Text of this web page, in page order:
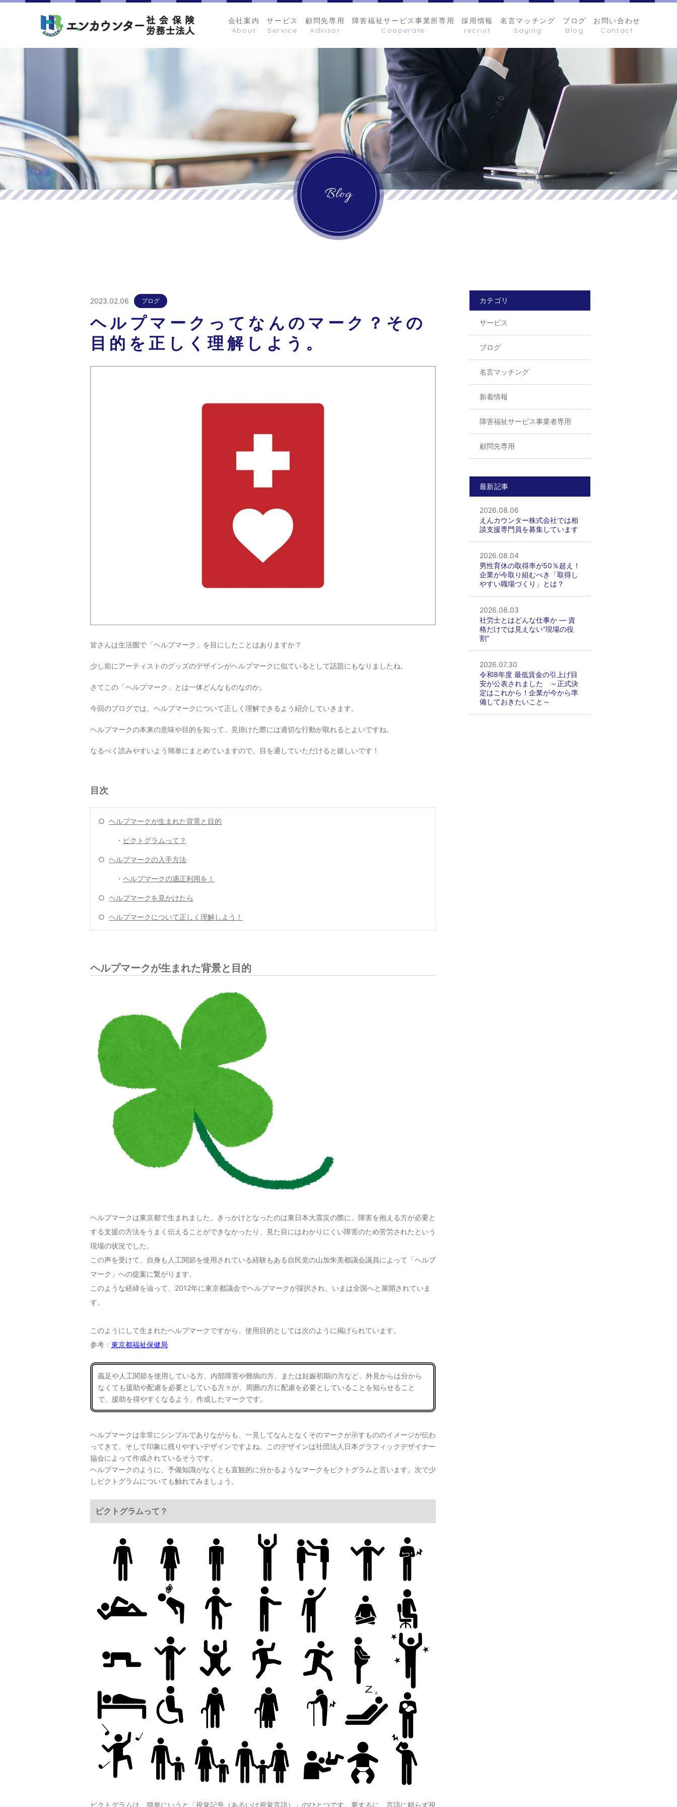
会社案内 サービス 顧問先専用 障害福祉サービス事業所専用 採用情報 名言マッチング ブログ お問い合わせ
Blog
2023.02.06 ブログ
ヘルプマークってなんのマーク？その
目的を正しく理解しよう。
皆さんは生活圏で「ヘルプマーク」を目にしたことはありますか？
少し前にアーティストのグッズのデザインがヘルプマークに似ているとして話題にもなりましたね。
さてこの「ヘルプマーク」とは一体どんなものなのか。
今回のブログでは、ヘルプマークについて正しく理解できるよう紹介していきます。
ヘルプマークの本来の意味や目的を知って、見掛けた際には適切な行動が取れるとよいですね。
なるべく読みやすいよう簡単にまとめていますので、目を通していただけると嬉しいです！
目次
○ ヘルプマークが生まれた背景と目的
・ ピクトグラムって？
○ ヘルプマークの入手方法
・ ヘルプマークの適正利用を！
○ ヘルプマークを見かけたら
○ ヘルプマークについて正しく理解しよう！
ヘルプマークが生まれた背景と目的
ヘルプマークは東京都で生まれました。きっかけとなったのは東日本大震災の際に、障害を抱える方が必要と
する支援の方法をうまく伝えることができなかったり、見た目にはわかりにくい障害のため苦労されたという
現場の状況でした。
この声を受けて、自身も人工関節を使用されている経験もある自民党の山加朱美都議会議員によって「ヘルプ
マーク」への提案に繋がります。
このような経緯を辿って、2012年に東京都議会でヘルプマークが採択され、いまは全国へと展開されていま
す。
このようにして生まれたヘルプマークですから、使用目的としては次のように掲げられています。
参考： 東京都福祉保健局
義足や人工関節を使用している方、内部障害や難病の方、または妊娠初期の方など、外見からは分から
なくても援助や配慮を必要としている方々が、周囲の方に配慮を必要としていることを知らせること
で、援助を得やすくなるよう、作成したマークです。
ヘルプマークは非常にシンプルでありながらも、一見してなんとなくそのマークが示すもののイメージが伝わ
ってきて、そして印象に残りやすいデザインですよね。このデザインは社団法人日本グラフィックデザイナー
協会によって作成されているそうです。
ヘルプマークのように、予備知識がなくとも直観的に分かるようなマークをピクトグラムと言います。次で少
しピクトグラムについても触れてみましょう。
ピクトグラムって？
ピクトグラムは、簡単にいうと「視覚記号（あるいは視覚言語）」のひとつです。要するに、言語に頼らず視
カテゴリ
サービス
ブログ
名言マッチング
新着情報
障害福祉サービス事業者専用
顧問先専用
最新記事
2026.08.06
えんカウンター株式会社では相
談支援専門員を募集しています
2026.08.04
男性育休の取得率が50％超え！
企業が今取り組むべき「取得し
やすい職場づくり」とは？
2026.08.03
社労士とはどんな仕事か ― 資
格だけでは見えない“現場の役
割”
2026.07.30
令和8年度 最低賃金の引上げ目
安が公表されました ～正式決
定はこれから！企業が今から準
備しておきたいこと～